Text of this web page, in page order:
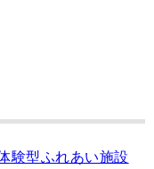
験型ふれあい施設